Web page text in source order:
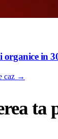
in
caz →
ta